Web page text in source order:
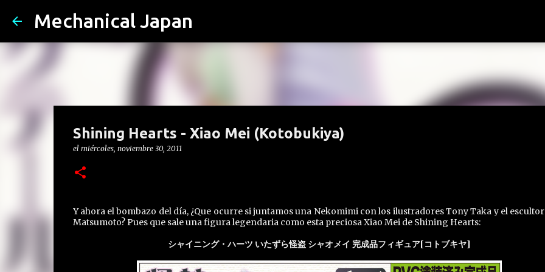
Mechanical Japan
Shining Hearts - Xiao Mei (Kotobukiya)
el miércoles, noviembre 30, 2011
Y ahora el bombazo del día, ¿Que ocurre si juntamos una Nekomimi con los ilustradores Tony Taka y el
Matsumoto? Pues que sale una figura legendaria como esta preciosa Xiao Mei de Shining Hearts:
シャイニング・ハーツ いたずら怪盗 シャオメイ 完成品フィギュア[コトブキヤ]